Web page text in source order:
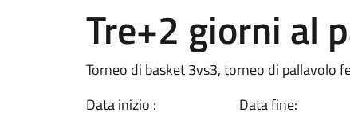
Tre+2 giorni al
Torneo di basket 3vs3, torneo di pallavolo
Data inizio :
Data fine: